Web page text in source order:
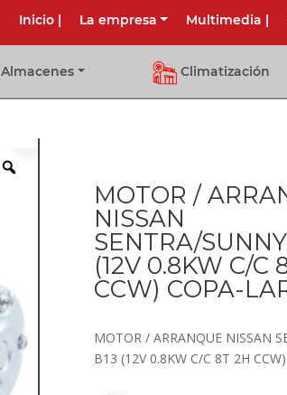
Inicio| La empresa Multimedia |
Almacenes Climatización
MOTOR /
NISSAN
SENTRA/
(12V 0.8KW C/C
CCW) COPA-
MOTOR / ARRANQUE NISSAN
B13 (12V 0.8KW C/C 8T 2H